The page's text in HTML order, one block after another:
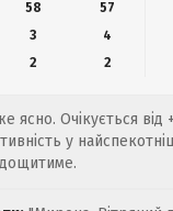
58
57
3
4
2
2
ясно. Очікується від
у
дощитиме.